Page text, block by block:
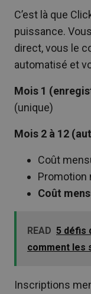
C’est là que
puissance.
direct, vous le
automatisé et
Mois 1
(unique)
Mois 2 à 12
Coût
Promotion
Coût
READ 5 défis
comment les
Inscriptions